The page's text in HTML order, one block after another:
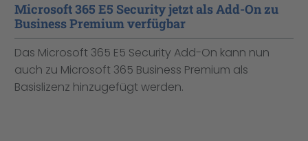
Microsoft 365 E5 Security jetzt als Add-On zu
Business Premium verfügbar
Das Microsoft 365 E5 Security Add-On kann nun
auch zu Microsoft 365 Business Premium als
Basislizenz hinzugefügt werden.